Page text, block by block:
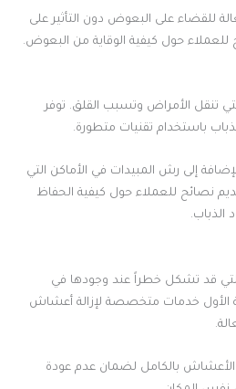
للقضاء على البعوض دون التأثير على
للعملاء حول كيفية الوقاية من البعوض.
تنقل الأمراض وتسبب القلق. توفر
باستخدام تقنيات متطورة.
إلى رش المبيدات في الأماكن التي
نصائح للعملاء حول كيفية الحفاظ
الذباب.
التي قد تشكل خطراً عند وجودها في
الأول خدمات متخصصة لإزالة أعشاش
الأعشاش بالكامل لضمان عدم عودة